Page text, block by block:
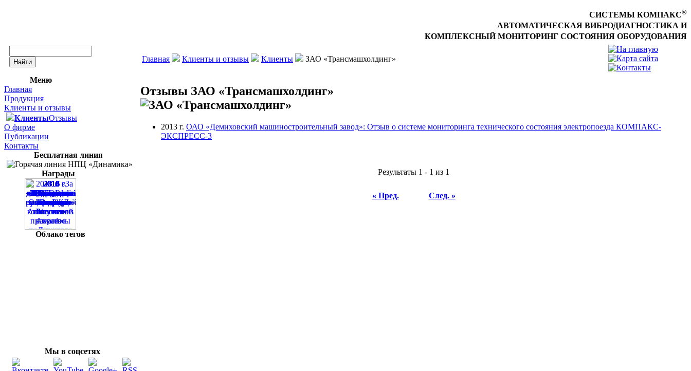
СИСТЕМЫ КОМПАКС®
АВТОМАТИЧЕСКАЯ ВИБРОДИАГНОСТИКА И
КОМПЛЕКСНЫЙ МОНИТОРИНГ СОСТОЯНИЯ ОБОРУДОВАНИЯ
Меню
Главная
Продукция
Клиенты и отзывы
КлиентыОтзывы
О фирме
Публикации
Контакты
Бесплатная линия
Награды
Облако тегов
Мы в соцсетях
Главная Клиенты и отзывы Клиенты ЗАО «Трансмашхолдинг»
Отзывы ЗАО «Трансмашхолдинг»
2013 г. ОАО «Демиховский машиностроительный завод»: Отзыв о системе мониторинга технического состояния электропоезда КОМПАКС-
ЭКСПРЕСС-3
Результаты 1 - 1 из 1
« Пред. След. »